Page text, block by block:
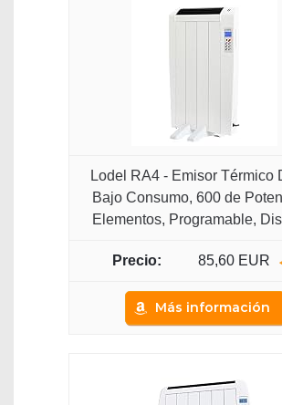
Lodel RA4 - Emisor Térmico
Bajo Consumo, 600 de
Elementos, Programable,
85,60 EUR
Más información